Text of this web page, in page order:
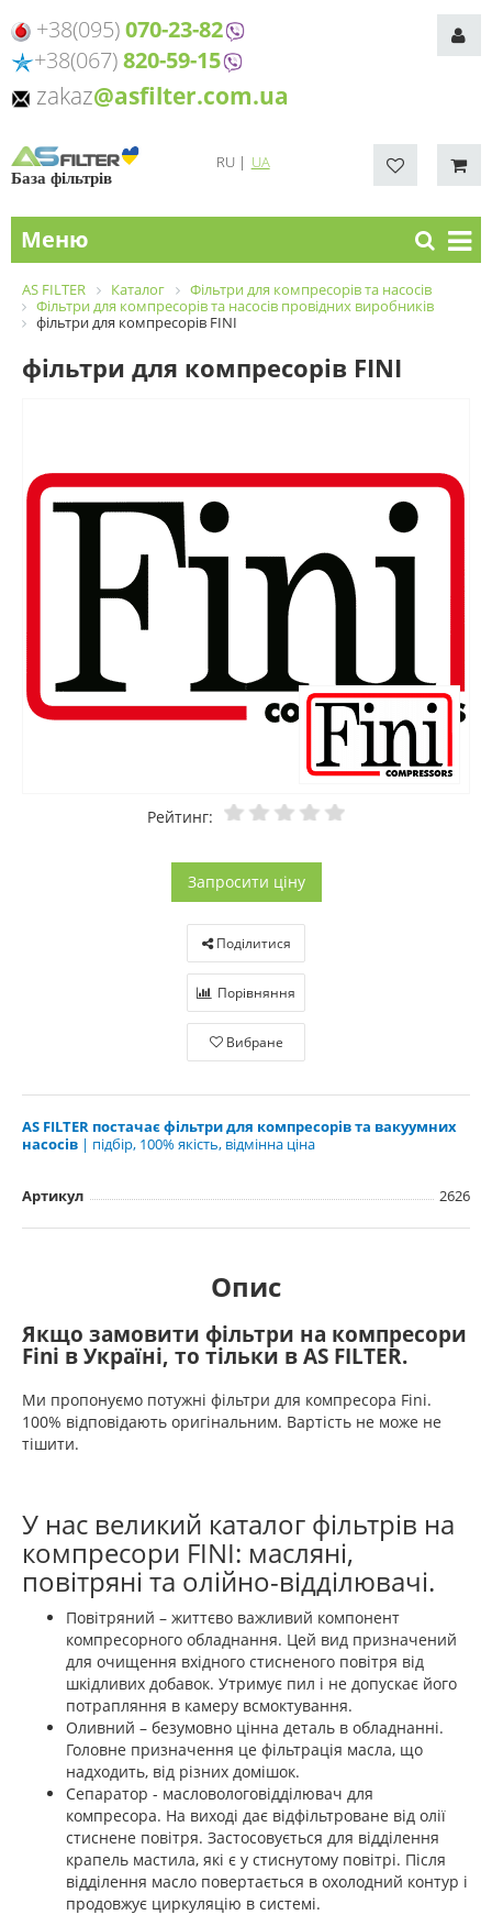
+38(095)070-23-82
+38(067)820-59-15
zakaz@asfilter.com.ua
База фільтрів
RU | UA
Меню
AS FILTER Каталог
Фільтри для компресорів та насосів
Фільтри для компресорів та насосів провідних виробників
фільтри для компресорів FINI
фільтри для компресорів FINI
Рейтинг:
Запросити ціну
Поділитися
Порівняння
Вибране
AS FILTER постачає фільтри для компресорів та вакуумних
насосів | підбір, 100% якість, відмінна ціна
Артикул 2626
Опис
Якщо замовити фільтри на компресори
Fini в Україні, то тільки в AS FILTER.
Ми пропонуємо потужні фільтри для компресора Fini.
100% відповідають оригінальним. Вартість не може не
тішити.
У нас великий каталог фільтрів на
компресори FINI: масляні,
повітряні та олійно-відділювачі.
Повітряний – життєво важливий компонент
компресорного обладнання. Цей вид призначений
для очищення вхідного стисненого повітря від
шкідливих добавок. Утримує пил і не допускає його
потрапляння в камеру всмоктування.
Оливний – безумовно цінна деталь в обладнанні.
Головне призначення це фільтрація масла, що
надходить, від різних домішок.
Сепаратор - масловологовідділювач для
компресора. На виході дає відфільтроване від олії
стиснене повітря. Застосовується для відділення
крапель мастила, які є у стиснутому повітрі. Після
відділення масло повертається в охолодний контур і
продовжує циркуляцію в системі.